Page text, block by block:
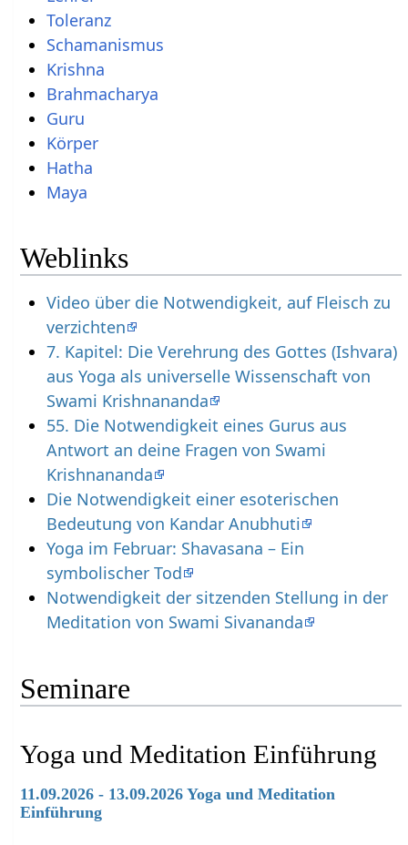
Toleranz
Schamanismus
Krishna
Brahmacharya
Guru
Körper
Hatha
Maya
Weblinks
Video über die Notwendigkeit, auf Fleisch zu
verzichten
7. Kapitel: Die Verehrung des Gottes (Ishvara)
aus Yoga als universelle Wissenschaft von
Swami Krishnananda
55. Die Notwendigkeit eines Gurus aus
Antwort an deine Fragen von Swami
Krishnananda
Die Notwendigkeit einer esoterischen
Bedeutung von Kandar Anubhuti
Yoga im Februar: Shavasana – Ein
symbolischer Tod
Notwendigkeit der sitzenden Stellung in der
Meditation von Swami Sivananda
Seminare
Yoga und Meditation Einführung
11.09.2026 - 13.09.2026 Yoga und Meditation
Einführung